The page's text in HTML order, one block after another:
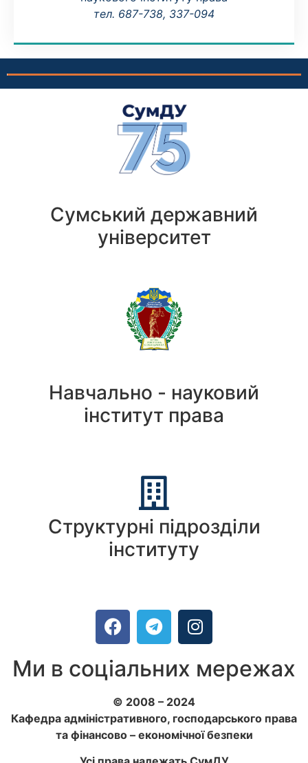
тел. 687-738, 337-094
Сумський державний
університет
Навчально - науковий
інститут права
Структурні підрозділи
інституту
Ми в соціальних мережах
© 2008 – 2024
Кафедра адміністративного, господарського права
та фінансово – економічної безпеки